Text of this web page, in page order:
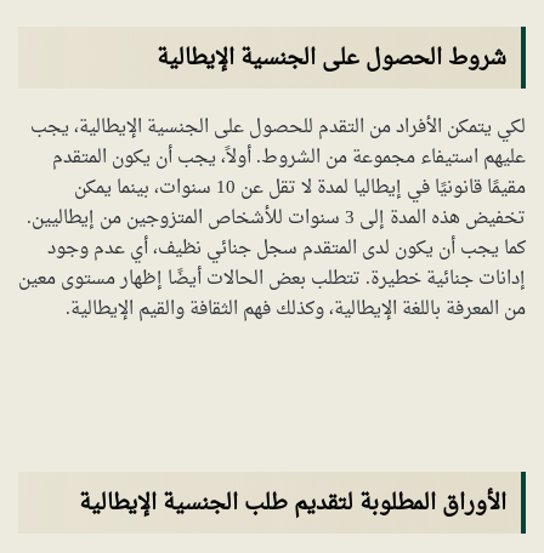
شروط الحصول على الجنسية الإيطالية
لكي يتمكن الأفراد من التقدم للحصول على الجنسية الإيطالية، يجب
عليهم استيفاء مجموعة من الشروط. أولاً، يجب أن يكون المتقدم
مقيمًا قانونيًا في إيطاليا لمدة لا تقل عن 10 سنوات، بينما يمكن
تخفيض هذه المدة إلى 3 سنوات للأشخاص المتزوجين من إيطاليين.
كما يجب أن يكون لدى المتقدم سجل جنائي نظيف، أي عدم وجود
إدانات جنائية خطيرة. تتطلب بعض الحالات أيضًا إظهار مستوى معين
من المعرفة باللغة الإيطالية، وكذلك فهم الثقافة والقيم الإيطالية.
الأوراق المطلوبة لتقديم طلب الجنسية الإيطالية